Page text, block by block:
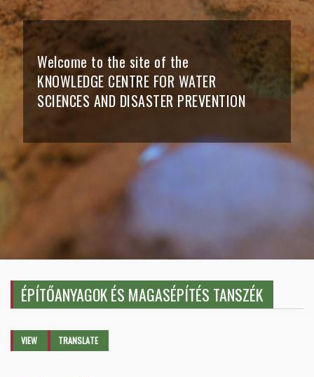
Welcome to the site of the
KNOWLEDGE CENTRE FOR WATER
SCIENCES AND DISASTER PREVENTION
ÉPÍTŐANYAGOK ÉS MAGASÉPÍTÉS TANSZÉK
Primary tabs
VIEW (ACTIVETRANSLATE